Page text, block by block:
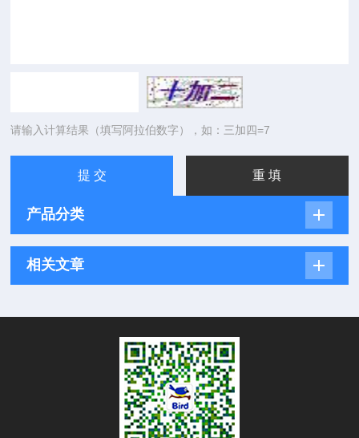
请输入计算结果（填写阿拉伯数字），如：三加四=7
产品分类
相关文章